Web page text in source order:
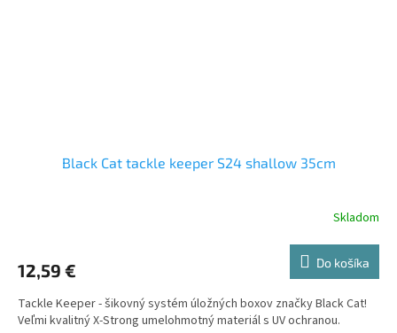
Black Cat tackle keeper S24 shallow 35cm
Skladom
12,59 € Do košíka
Tackle Keeper - šikovný systém úložných boxov značky Black Cat!
Veľmi kvalitný X-Strong umelohmotný materiál s UV ochranou.